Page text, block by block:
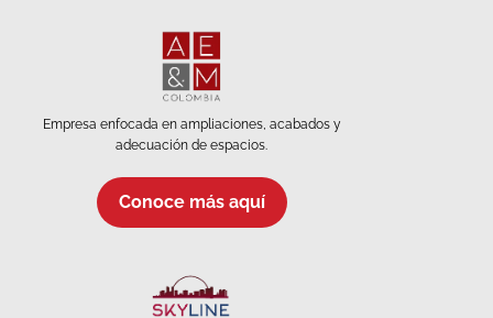
Empresa enfocada en ampliaciones, acabados y
adecuación de espacios.
Conoce más aquí